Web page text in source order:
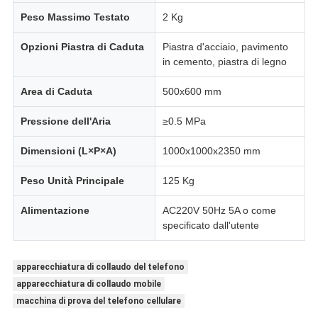
Peso Massimo Testato 2 Kg
Opzioni Piastra di Caduta
Piastra d'acciaio, pavimento
in cemento, piastra di legno
Area di Caduta 500x600 mm
Pressione dell'Aria ≥0.5 MPa
Dimensioni (L×P×A) 1000x1000x2350 mm
Peso Unità Principale 125 Kg
Alimentazione
AC220V 50Hz 5A o come
specificato dall'utente
apparecchiatura di collaudo del telefono
apparecchiatura di collaudo mobile
macchina di prova del telefono cellulare